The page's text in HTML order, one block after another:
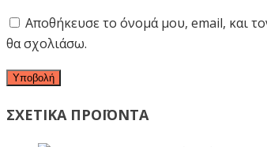
Αποθήκευσε το όνομά μου, email, και
θα σχολιάσω.
ΣΧΕΤΙΚΑ ΠΡΟΪΟΝΤΑ